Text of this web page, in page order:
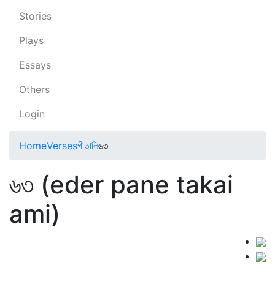
Stories
Plays
Essays
Others
Login
HomeVersesগীতালি৬৩
৬৩ (eder pane takai
ami)